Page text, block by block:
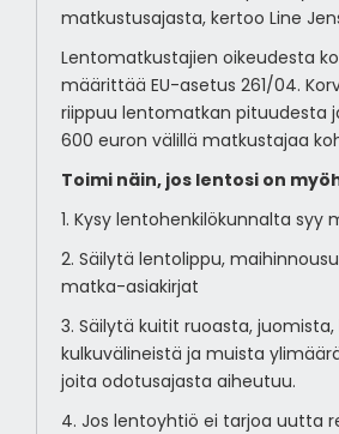
matkustusajasta, kertoo Line
Lentomatkustajien oikeudesta
määrittää EU-asetus 261/04.
riippuu lentomatkan pituudesta
600 euron välillä matkustajaa
Toimi näin, jos lentosi on
1. Kysy lentohenkilökunnalta syy
2. Säilytä lentolippu,
matka-asiakirjat
3. Säilytä kuitit ruoasta,
kulkuvälineistä ja muista
joita odotusajasta aiheutuu.
4. Jos lentoyhtiö ei tarjoa uutta